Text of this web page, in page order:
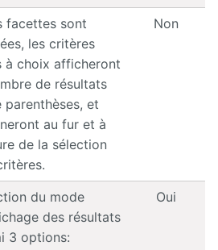
facettes sont
les critères
à choix afficheront
de résultats
parenthèses, et
au fur et à
de la sélection
Non
du mode
des résultats
3 options:
Oui